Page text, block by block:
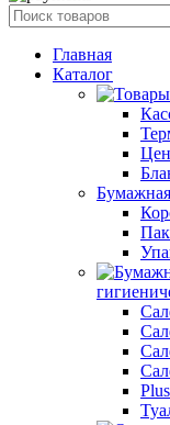
Главная
Каталог